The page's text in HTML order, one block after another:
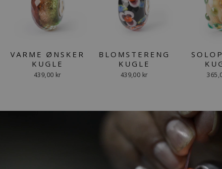
VARME ØNSKER
KUGLE
439,00 kr
BLOMSTERENG
KUGLE
439,00 kr